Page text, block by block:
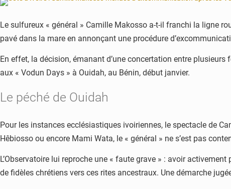
Le sulfureux « général » Camille Makosso a-t-il franchi la ligne
pavé dans la mare en annonçant une procédure
En effet, la décision, émanant d’une concertation entre
aux « Vodun Days » à Ouidah, au Bénin, début janvier.
Le péché de Ouidah
Pour les instances ecclésiastiques ivoiriennes, le spectacle de
Hêbiosso ou encore Mami Wata, le « général » ne s’est pas
L’Observatoire lui reproche une « faute grave » : avoir
de fidèles chrétiens vers ces rites ancestraux. Une démarche